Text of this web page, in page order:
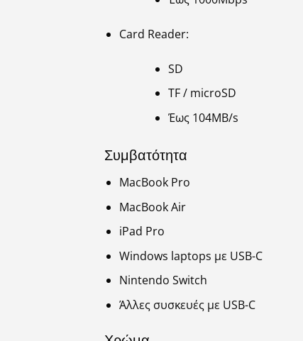
Card Reader:
SD
TF / microSD
Έως 104MB/s
Συμβατότητα
MacBook Pro
MacBook Air
iPad Pro
Windows laptops με USB-C
Nintendo Switch
Άλλες συσκευές με USB-C